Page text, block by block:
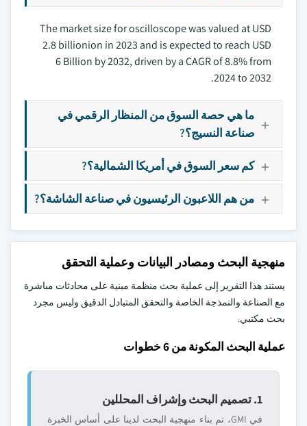
The market size for oscilloscope was valued at USD
2.8 billionion in 2023 and is expected to reach USD
6 Billion by 2032, driven by a CAGR of 8.8% from
2024 to 2032.
ما هي حصة السوق من المنظار الرقمي في
صناعة النسيج؟?
كم سعر السوق في أمريكا الشمالية؟?
من هم اللاعبون الرئيسيون في صناعة الشاشة؟?
منهجية البحث ومصادر البيانات وعملية التحقق
يستند هذا التقرير إلى عملية بحث منظمة مبنية على محادثات مباشرة
مع الصناعة والنمذجة الخاصة والتحقق المتبادل الدقيق وليس مجرد
بحث مكتبي.
عملية البحث المكونة من 6 خطوات
1. تصميم البحث وإشراف المحللين
في GMI، تم بناء منهجية البحث لدينا على أساس الخبرة